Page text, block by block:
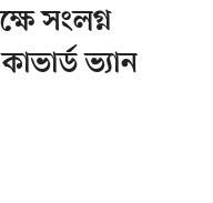
সংলগ্ন
ভ্যান